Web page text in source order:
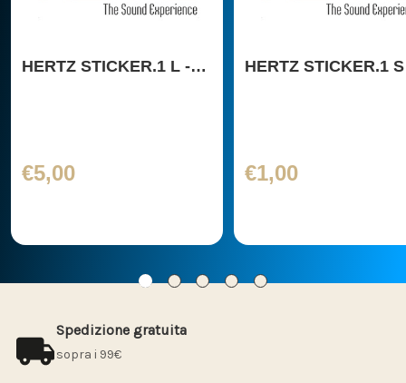
HERTZ STICKER.1 L -
€5,00
HERTZ STICKER.1
€1,00
Spedizione gratuita
sopra i 99€